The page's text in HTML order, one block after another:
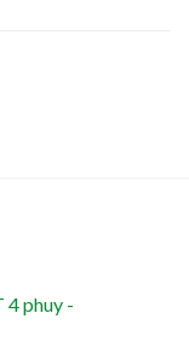
4 phuy -